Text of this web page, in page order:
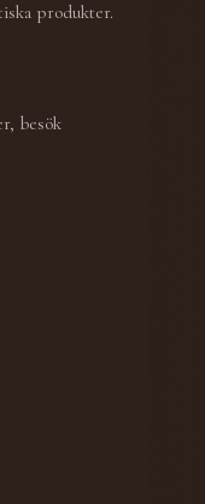
produkter.
besök